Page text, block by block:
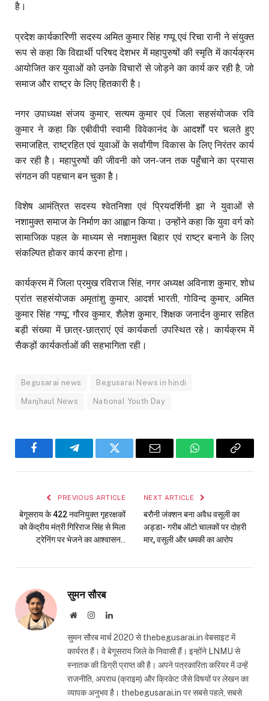
है।
प्रदेश कार्यकारिणी सदस्य अमित कुमार सिंह गप्पू एवं रिचा रानी ने संयुक्त
रूप से कहा कि विद्यार्थी परिषद देशभर में महापुरुषों की स्मृति में कार्यक्रम
आयोजित कर युवाओं को उनके विचारों से जोड़ने का कार्य कर रही है, जो
समाज और राष्ट्र के लिए हितकारी है।
नगर उपाध्यक्ष संजय कुमार, सत्यम कुमार एवं जिला सहसंयोजक रवि
कुमार ने कहा कि एबीवीपी स्वामी विवेकानंद के आदर्शों पर चलते हुए
समाजहित, राष्ट्रहित एवं युवाओं के सर्वांगीण विकास के लिए निरंतर कार्य
कर रही है। महापुरुषों की जीवनी को जन-जन तक पहुँचाने का प्रयास
संगठन की पहचान बन चुका है।
विशेष आमंत्रित सदस्य श्वेतनिशा एवं प्रियदर्शिनी झा ने युवाओं से
नशामुक्त समाज के निर्माण का आह्वान किया। उन्होंने कहा कि युवा वर्ग को
सामाजिक पहल के माध्यम से नशामुक्त बिहार एवं राष्ट्र बनाने के लिए
संकल्पित होकर कार्य करना होगा।
कार्यक्रम में जिला प्रमुख रविराज सिंह, नगर अध्यक्ष अविनाश कुमार, शोध
प्रांत सहसंयोजक अमृतांशु कुमार, आदर्श भारती, गोविन्द कुमार, अमित
कुमार सिंह ‘गप्पू’, गौरव कुमार, शैलेश कुमार, शिक्षक जनार्दन कुमार सहित
बड़ी संख्या में छात्र-छात्राएं एवं कार्यकर्ता उपस्थित रहे। कार्यक्रम में
सैकड़ों कार्यकर्ताओं की सहभागिता रही।
Begusarai news Begusarai News in hindi
Manjhaul News National Youth Day
FacebookTelegramTwitter Email WhatsAppCopy
PREVIOUS ARTICLE
बेगूसराय के 422 नवनियुक्त गृहरक्षकों
को केंद्रीय मंत्री गिरिराज सिंह से मिला
ट्रेनिंग पर भेजने का आश्वासन..
NEXT ARTICLE
बरौनी जंक्शन बना अवैध वसूली का
अड्डा- गरीब ऑटो चालकों पर दोहरी
मार, वसूली और धमकी का आरोप
सुमन सौरब
WebsiteInstagramLinkedIn
सुमन सौरब मार्च 2020 से thebegusarai.in वेबसाइट में
कार्यरत हैं। वे बेगूसराय जिले के निवासी हैं। इन्होंने LNMU से
स्नातक की डिग्री प्राप्त की है। अपने पत्रकारिता करियर में उन्हें
राजनीति, अपराध (क्राइम) और क्रिकेट जैसे विषयों पर लेखन का
व्यापक अनुभव है। thebegusarai.in पर सबसे पहले, सबसे